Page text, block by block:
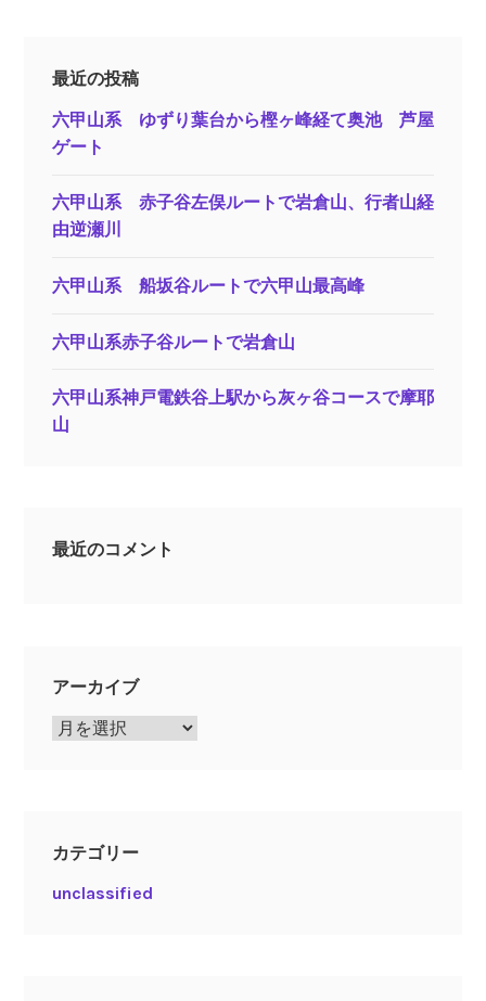
最近の投稿
六甲山系 ゆずり葉台から樫ヶ峰経て奥池 芦屋
ゲート
六甲山系 赤子谷左俣ルートで岩倉山、行者山経
由逆瀬川
六甲山系 船坂谷ルートで六甲山最高峰
六甲山系赤子谷ルートで岩倉山
六甲山系神戸電鉄谷上駅から灰ヶ谷コースで摩耶
山
最近のコメント
アーカイブ
ア
カテゴリー
unclassified